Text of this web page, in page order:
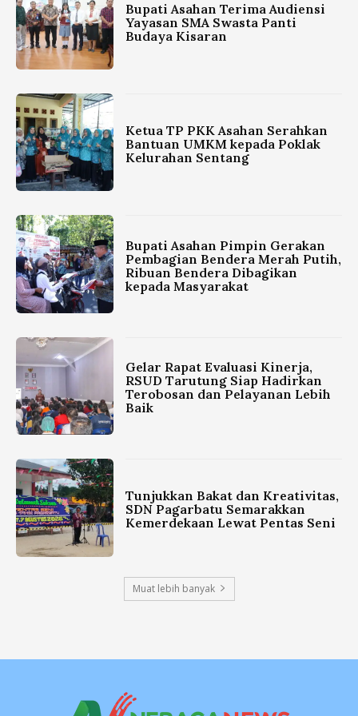
Bupati Asahan Terima Audiensi
Yayasan SMA Swasta Panti
Budaya Kisaran
Ketua TP PKK Asahan Serahkan
Bantuan UMKM kepada Poklak
Kelurahan Sentang
Bupati Asahan Pimpin Gerakan
Pembagian Bendera Merah Putih,
Ribuan Bendera Dibagikan
kepada Masyarakat
Gelar Rapat Evaluasi Kinerja,
RSUD Tarutung Siap Hadirkan
Terobosan dan Pelayanan Lebih
Baik
Tunjukkan Bakat dan Kreativitas,
SDN Pagarbatu Semarakkan
Kemerdekaan Lewat Pentas Seni
Muat lebih banyak